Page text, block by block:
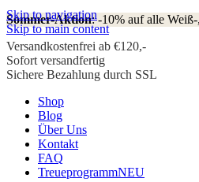
Skip to navigation
Skip to main content
Sommer-Aktion: -10% auf alle
Versandkostenfrei ab €120,-
Sofort versandfertig
Sichere Bezahlung durch SSL
Shop
Blog
Über Uns
Kontakt
FAQ
TreueprogrammNEU